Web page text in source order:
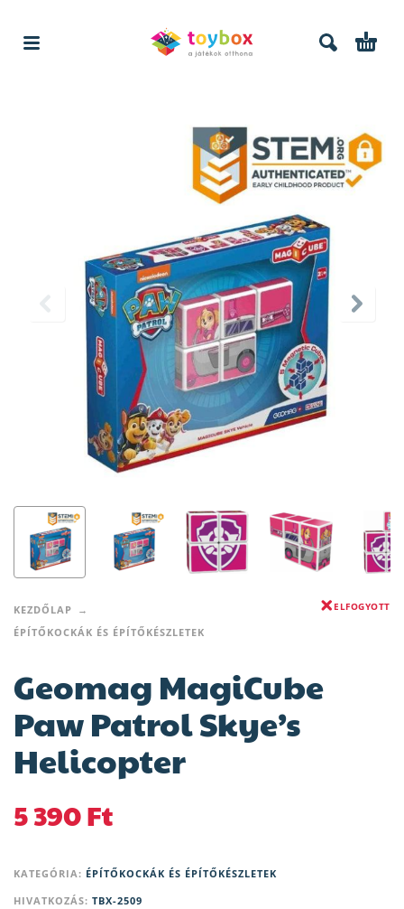
KEZDŐLAP
ÉPÍTŐKOCKÁK ÉS ÉPÍTŐKÉSZLETEK
ELFOGYOTT
Geomag MagiCube
Paw Patrol Skye’s
Helicopter
5 390Ft
KATEGÓRIA: ÉPÍTŐKOCKÁK ÉS ÉPÍTŐKÉSZLETEK
HIVATKOZÁS: TBX-2509